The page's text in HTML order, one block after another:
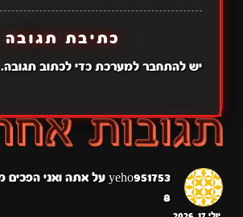
כתיבת תגובה
יש להתחבר למערכתכדי לכתוב תגובה.
yeho951753 על
8